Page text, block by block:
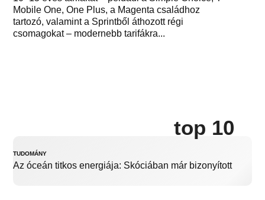
Mobile One, One Plus, a Magenta családhoz
tartozó, valamint a Sprintből áthozott régi
csomagokat – modernebb tarifákra...
top 10
TUDOMÁNY
Az óceán titkos energiája: Skóciában már bizonyított